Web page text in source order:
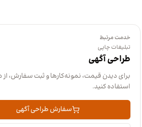
خدمت مرتبط
تبلیغات چاپی
طراحی آگهی
برای دیدن قیمت، نمونه‌کارها و ثبت سفارش،
استفاده کنید.
سفارش طراحی آگهی